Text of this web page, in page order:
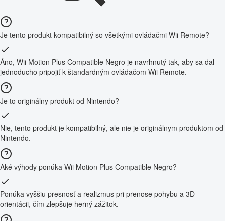
Je tento produkt kompatibilný so všetkými ovládačmi Wii Remote?
Áno, Wii Motion Plus Compatible Negro je navrhnutý tak, aby sa dal
jednoducho pripojiť k štandardným ovládačom Wii Remote.
Je to originálny produkt od Nintendo?
Nie, tento produkt je kompatibilný, ale nie je originálnym produktom od
Nintendo.
Aké výhody ponúka Wii Motion Plus Compatible Negro?
Ponúka vyššiu presnosť a realizmus pri prenose pohybu a 3D
orientácii, čím zlepšuje herný zážitok.